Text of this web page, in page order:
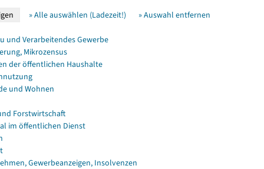
» Alle auswählen (Ladezeit!) » Auswahl entfernen
und Verarbeitendes Gewerbe
Mikrozensus
der öffentlichen Haushalte
und Wohnen
Forstwirtschaft
im öffentlichen Dienst
Gewerbeanzeigen, Insolvenzen